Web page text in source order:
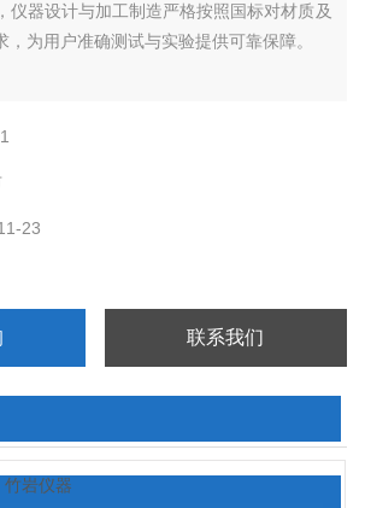
仪器设计与加工制造严格按照国标对材质及
，为用户准确测试与实验提供可靠保障。
23
联系我们
竹岩仪器